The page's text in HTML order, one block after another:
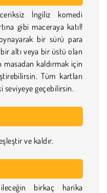
İngiliz komedi
gibi maceraya katıl!
bir sürü para
bir altı veya bir üstü olan
kaldırmak için
Tüm kartları
seviyeye geçebilirsin.
ve kaldır.
birkaç harika